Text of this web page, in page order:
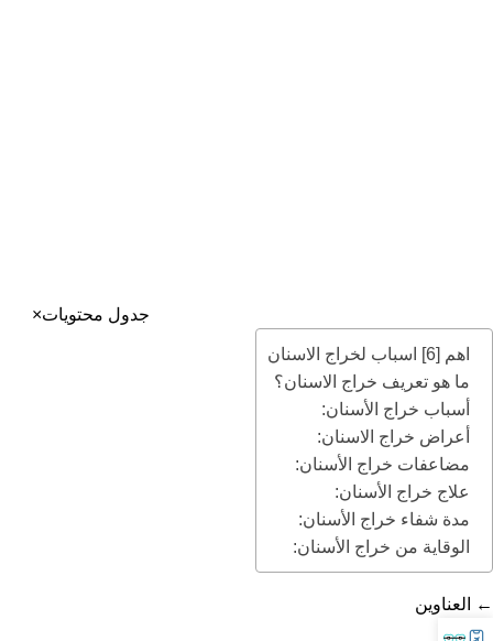
جدول محتويات×
اهم [6] اسباب لخراج الاسنان
ما هو تعريف خراج الاسنان؟
أسباب خراج الأسنان:
أعراض خراج الاسنان:
مضاعفات خراج الأسنان:
علاج خراج الأسنان:
مدة شفاء خراج الأسنان:
الوقاية من خراج الأسنان:
← العناوين